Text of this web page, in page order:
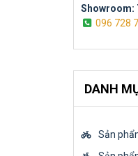
Showroom:
096 728
DANH
Sản